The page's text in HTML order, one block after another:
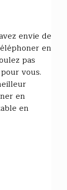
envie de
en
pas
vous.
en
en